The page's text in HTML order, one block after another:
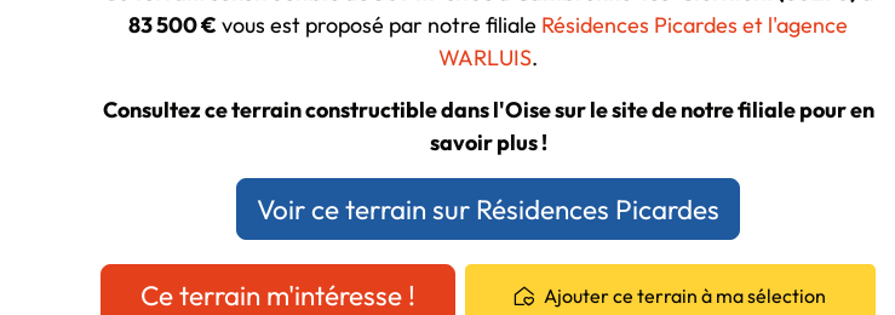
83 500 € vous est proposé par notre filiale Résidences Picardes et l'agence
WARLUIS.
Consultez ce terrain constructible dans l'Oise sur le site de notre filiale pour en
savoir plus !
Voir ce terrain sur Résidences Picardes
Ce terrain m'intéresse ! Ajouter ce terrain à ma sélection